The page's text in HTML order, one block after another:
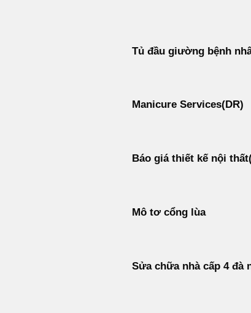
Tủ đầu giường bệnh
Manicure Services(DR)
Báo giá thiết kế nội
Mô tơ cổng lùa
Sửa chữa nhà cấp 4 đà